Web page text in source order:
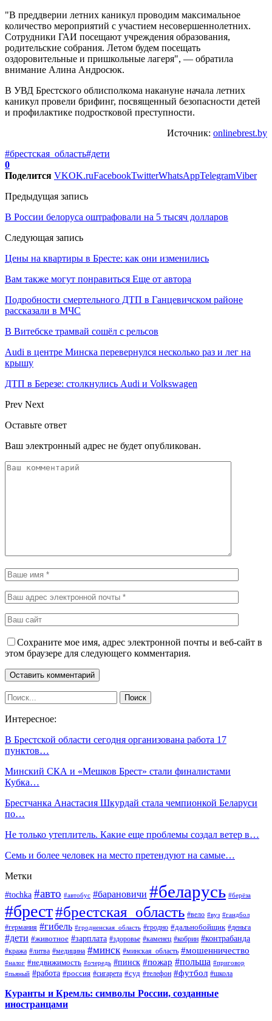
"В преддверии летних каникул проводим максимальное
количество мероприятий с участием несовершеннолетних.
Сотрудники ГАИ посещают учреждения образования,
родительские собрания. Летом будем посещать
оздоровительные и пришкольные лагеря", — обратила
внимание Алина Андросюк.
В УВД Брестского облисполкома накануне начала летних
каникул провели брифинг, посвященный безопасности детей
и профилактике подростковой преступности.
Источник: onlinebrest.by
#брестская_область#дети
0
Поделится VKOK.ruFacebookTwitterWhatsAppTelegramViber
Предыдущая запись
В России белоруса оштрафовали на 5 тысяч долларов
Следующая запись
Цены на квартиры в Бресте: как они изменились
Вам также могут понравиться Еще от автора
Подробности смертельного ДТП в Ганцевичском районе
рассказали в МЧС
В Витебске трамвай сошёл с рельсов
Audi в центре Минска перевернулся несколько раз и лег на
крышу
ДТП в Березе: столкнулись Audi и Volkswagen
Prev Next
Оставьте ответ
Ваш электронный адрес не будет опубликован.
Сохраните мое имя, адрес электронной почты и веб-сайт в
этом браузере для следующего комментария.
Интересное:
В Брестской области сегодня организована работа 17
пунктов…
Минский СКА и «Мешков Брест» стали финалистами
Кубка…
Брестчанка Анастасия Шкурдай стала чемпионкой Беларуси
по…
Не только утеплитель. Какие еще проблемы создал ветер в…
Семь и более человек на место претендуют на самые…
Метки
#tochka #авто #автобус #барановичи #беларусь #берёза
#брест#брестская_область #вело #вуз #гандбол
#германия #гибель #гродненская_область #гродно #дальнобойщик #деньга
#дети #животное #зарплата #здоровье #каменец #кобрин #контрабанда
#кража #литва #медицина #минск #минская_область #мошенничество
#налог #недвижимость #очередь #пинск #пожар #польша #приговор
#пьяный #работа #россия #сигарета #суд #телефон #футбол #школа
Куранты и Кремль: символы России, созданные
иностранцами